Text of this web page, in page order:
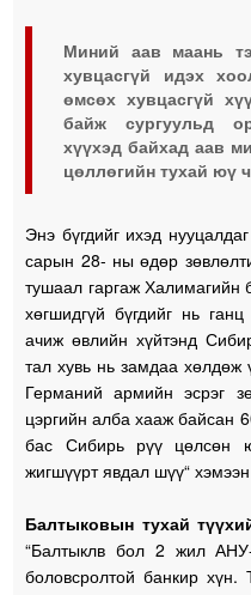
Миний аав маань
хувцасгүй идэх
өмсөх хувцасгүй
байж сургуульд
хүүхэд байхад аав
цөллөгийн тухай юү
Энэ бүгдийг ихэд
сарын 28- ны өдөр
тушаал гаргаж Халимагийн
хөгшидгүй бүгдийг нь
ачиж өвлийн хүйтэнд
тал хувь нь замдаа
Германий армийн эсрэг
цэргийн алба хааж байсан
бас Сибирь рүү цөлсөн
жигшүүрт явдал шүү“
Балтыковын тухай
“Балтыклв бол 2 жил
боловсролтой банкир